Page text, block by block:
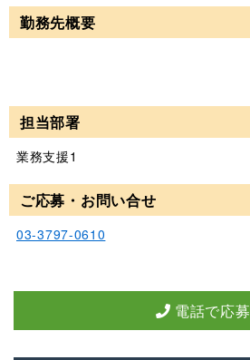
勤務先概要
担当部署
業務支援1
ご応募・お問い合せ
03-3797-0610
電話で応募